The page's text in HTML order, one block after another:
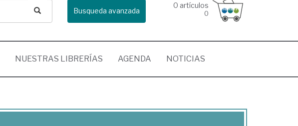
Busqueda avanzada
0 artículos
0
NUESTRAS LIBRERÍAS AGENDA NOTICIAS